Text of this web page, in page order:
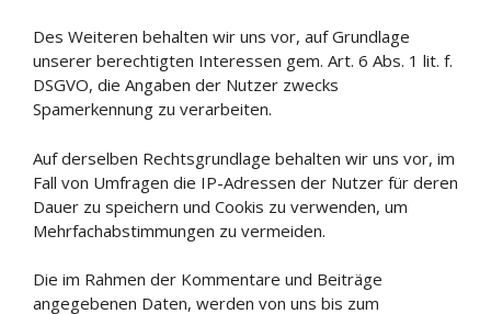
Des Weiteren behalten wir uns vor, auf Grundlage
unserer berechtigten Interessen gem. Art. 6 Abs. 1 lit. f.
DSGVO, die Angaben der Nutzer zwecks
Spamerkennung zu verarbeiten.
Auf derselben Rechtsgrundlage behalten wir uns vor, im
Fall von Umfragen die IP-Adressen der Nutzer für deren
Dauer zu speichern und Cookis zu verwenden, um
Mehrfachabstimmungen zu vermeiden.
Die im Rahmen der Kommentare und Beiträge
angegebenen Daten, werden von uns bis zum